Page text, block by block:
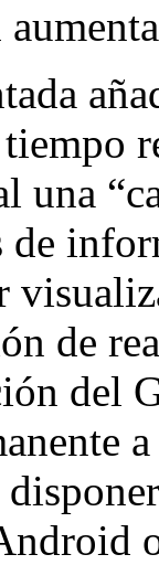
una
de
del